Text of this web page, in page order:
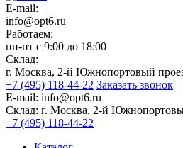
E-mail:
info@opt6.ru
Работаем:
пн-пт с 9:00 до 18:00
Склад:
г. Москва, 2-й Южнопортовый
+7 (495) 118-44-22 Заказать звонок
E-mail: info@opt6.ru
Склад: г. Москва, 2-й
+7 (495) 118-44-22